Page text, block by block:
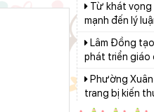
định hướng
mới - Bài 1:
Hồ Chí Minh,
điệu xuyên tạc
Lâm Đồng tạo nền tảng đột phá
Phường Xuân Trường – Đà Lạt:
chống đuối
cho thanh
Khát khao thay đổi cuộc sống
bằng con